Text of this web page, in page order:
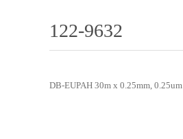
122-9632
DB-EUPAH 30m x 0.25mm, 0.25um